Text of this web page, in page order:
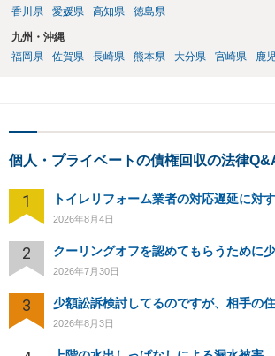
香川県
愛媛県 高知県 徳島県
九州・沖縄
福岡県
佐賀県 長崎県 熊本県 大分県 宮崎県 鹿
個人・プライベートの債権回収の法律
1 トイレリフォーム業者の対応遅延に対
2026年8月4日
2
2026年7月30日
3 少額訟訴検討してるのですが、相手の
2026年8月3日